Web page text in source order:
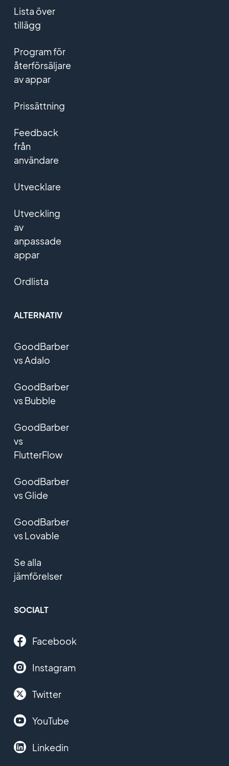
Lista över
tillägg
Program för
återförsäljare
av appar
Prissättning
Feedback
från
användare
Utvecklare
Utveckling
av
anpassade
appar
Ordlista
ALTERNATIV
GoodBarber
vs Adalo
GoodBarber
vs Bubble
GoodBarber
vs
FlutterFlow
GoodBarber
vs Glide
GoodBarber
vs Lovable
Se alla
jämförelser
SOCIALT
Facebook
Instagram
Twitter
YouTube
Linkedin